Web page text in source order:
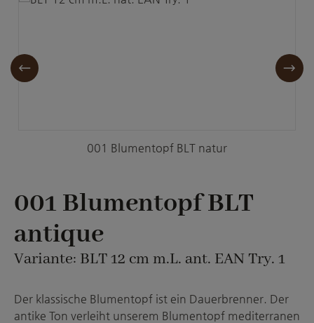
001 Blumentopf BLT natur
001 Blumentopf BLT
antique
Variante: BLT 12 cm m.L. ant. EAN Try. 1
Der klassische Blumentopf ist ein Dauerbrenner. Der
antike Ton verleiht unserem Blumentopf mediterranen